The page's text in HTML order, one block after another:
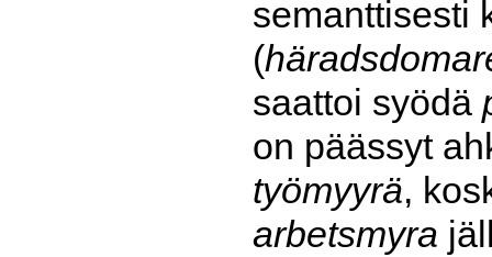
semanttisesti
(
saattoi syödä
on päässyt
työmyyrä,
arbetsmyra